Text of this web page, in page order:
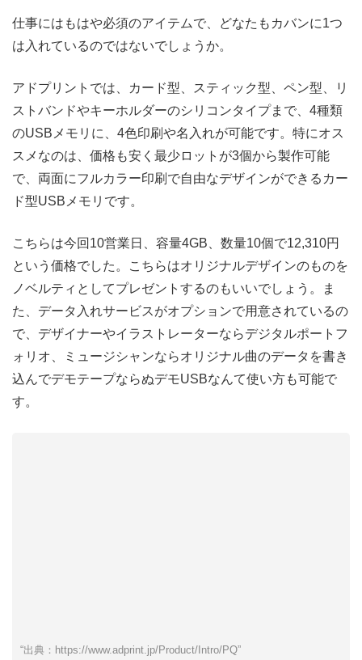
仕事にはもはや必須のアイテムで、どなたもカバンに1つ
は入れているのではないでしょうか。
アドプリントでは、カード型、スティック型、ペン型、リ
ストバンドやキーホルダーのシリコンタイプまで、4種類
のUSBメモリに、4色印刷や名入れが可能です。特にオス
スメなのは、価格も安く最少ロットが3個から製作可能
で、両面にフルカラー印刷で自由なデザインができるカー
ド型USBメモリです。
こちらは今回10営業日、容量4GB、数量10個で12,310円
という価格でした。こちらはオリジナルデザインのものを
ノベルティとしてプレゼントするのもいいでしょう。ま
た、データ入れサービスがオプションで用意されているの
で、デザイナーやイラストレーターならデジタルポートフ
ォリオ、ミュージシャンならオリジナル曲のデータを書き
込んでデモテープならぬデモUSBなんて使い方も可能で
す。
“出典：https://www.adprint.jp/Product/Intro/PQ”